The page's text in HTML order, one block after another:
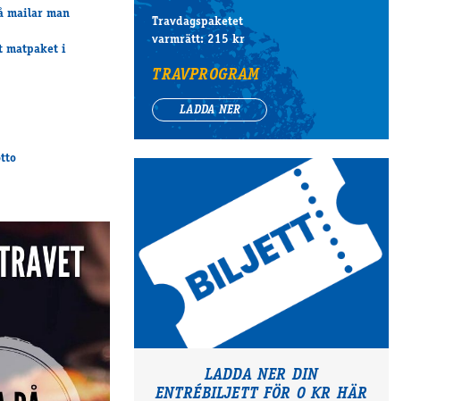
mailar man
matpaket i
Travdagspaketet
varmrätt: 215 kr
TRAVPROGRAM
LADDA NER
LADDA NER DIN
ENTRÉBILJETT FÖR 0 KR HÄR